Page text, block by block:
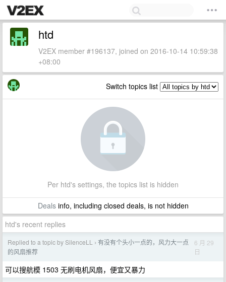
htd
V2EX member #196137, joined on 2016-10-14 10:59:38
+08:00
Switch topics list
Per htd's settings, the topics list is hidden
Dealsinfo, including closed deals, is not hidden
htd's recent replies
Replied to a topic by SilenceLL › 有没有个头小一点的，风力大一点
的风扇推荐
6 月 29
日
可以搜航模 1503 无刷电机风扇，便宜又暴力